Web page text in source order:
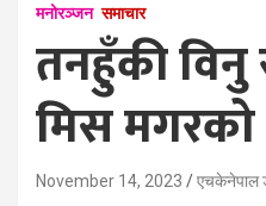
मनोरञ्जन समाचार
तनहुँकी विनु
मिस
November 14, 2023 एचकेनेपाल